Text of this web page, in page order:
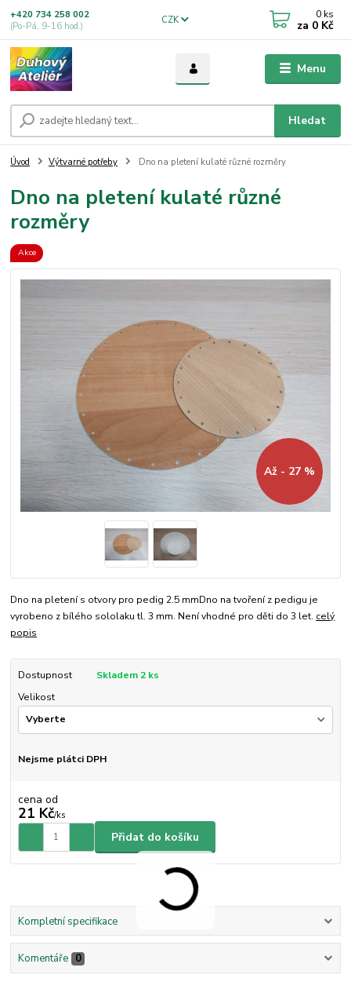
Menu
CZK
Hledat
+420 734 258 002
(Po-Pá, 9-16 hod.)
0 ks
za 0 Kč
Úvod Výtvarné potřeby Dno na pletení kulaté různé rozměry
Dno na pletení kulaté různé
rozměry
Akce
Až - 27 %
Dno na pletení s otvory pro pedig 2.5 mmDno na tvoření z pedigu je
vyrobeno z bílého sololaku tl. 3 mm. Není vhodné pro děti do 3 let. celý
popis
Dostupnost
Skladem 2 ks
Velikost
Nejsme plátci DPH
cena od
21 Kč/ks
Přidat do košíku
Kompletní specifikace
Komentáře 0